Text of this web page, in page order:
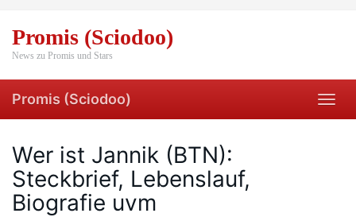
main
content
Promis (Sciodoo)
News zu Promis und Stars
Promis (Sciodoo)
Wer ist Jannik (BTN):
Steckbrief, Lebenslauf,
Biografie uvm